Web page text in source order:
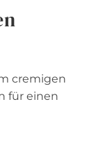
cremigen
für einen